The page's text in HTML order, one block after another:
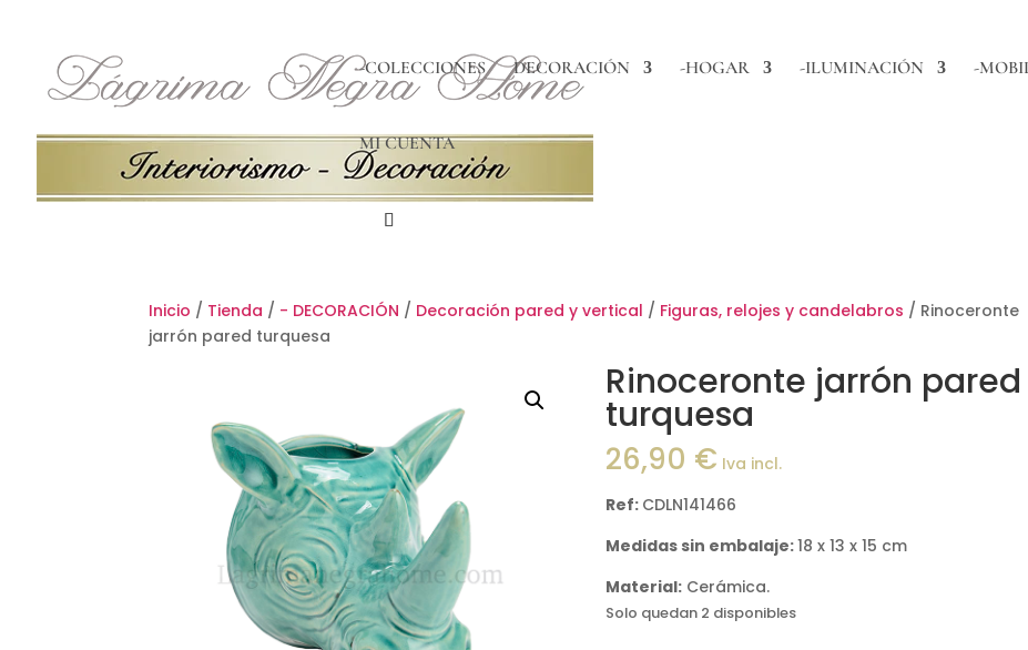
-COLECCIONES DECORACIÓN -HOGAR -ILUMINACIÓN -
MI CUENTA
Inicio / Tienda / - DECORACIÓN / Decoración pared y vertical / Figuras, relojes y candelabros / Rinoceronte
jarrón pared turquesa
Rinoceronte jarrón pared
turquesa
26,90 € Iva incl.
Ref: CDLN141466
Medidas sin embalaje:18 x 13 x 15 cm
Material: Cerámica.
Solo quedan 2 disponibles